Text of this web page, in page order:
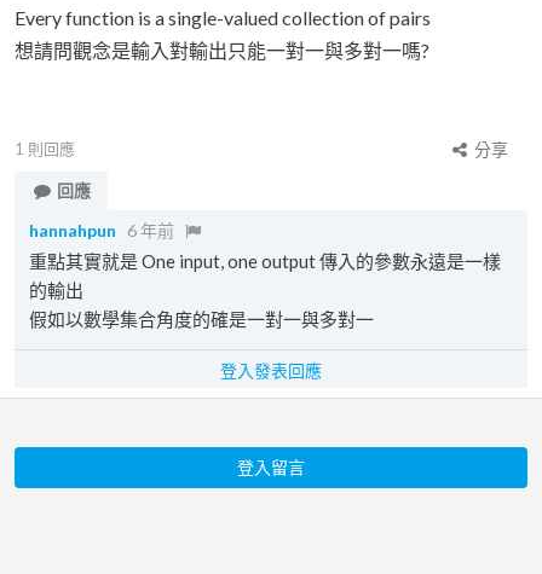
Every function is a single-valued collection of pairs
想請問觀念是輸入對輸出只能一對一與多對一嗎?
1 則回應
分享
回應
hannahpun
6 年前
重點其實就是 One input, one output 傳入的參數永遠是一樣
的輸出
假如以數學集合角度的確是一對一與多對一
登入發表回應
登入留言